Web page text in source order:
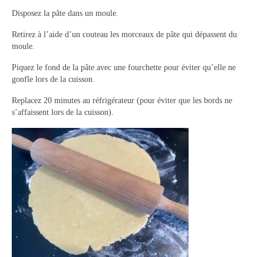
Disposez la pâte dans un moule.
Retirez à l’aide d’un couteau les morceaux de pâte qui dépassent du
moule.
Piquez le fond de la pâte avec une fourchette pour éviter qu’elle ne
gonfle lors de la cuisson.
Replacez 20 minutes au réfrigérateur (pour éviter que les bords ne
s’affaissent lors de la cuisson).